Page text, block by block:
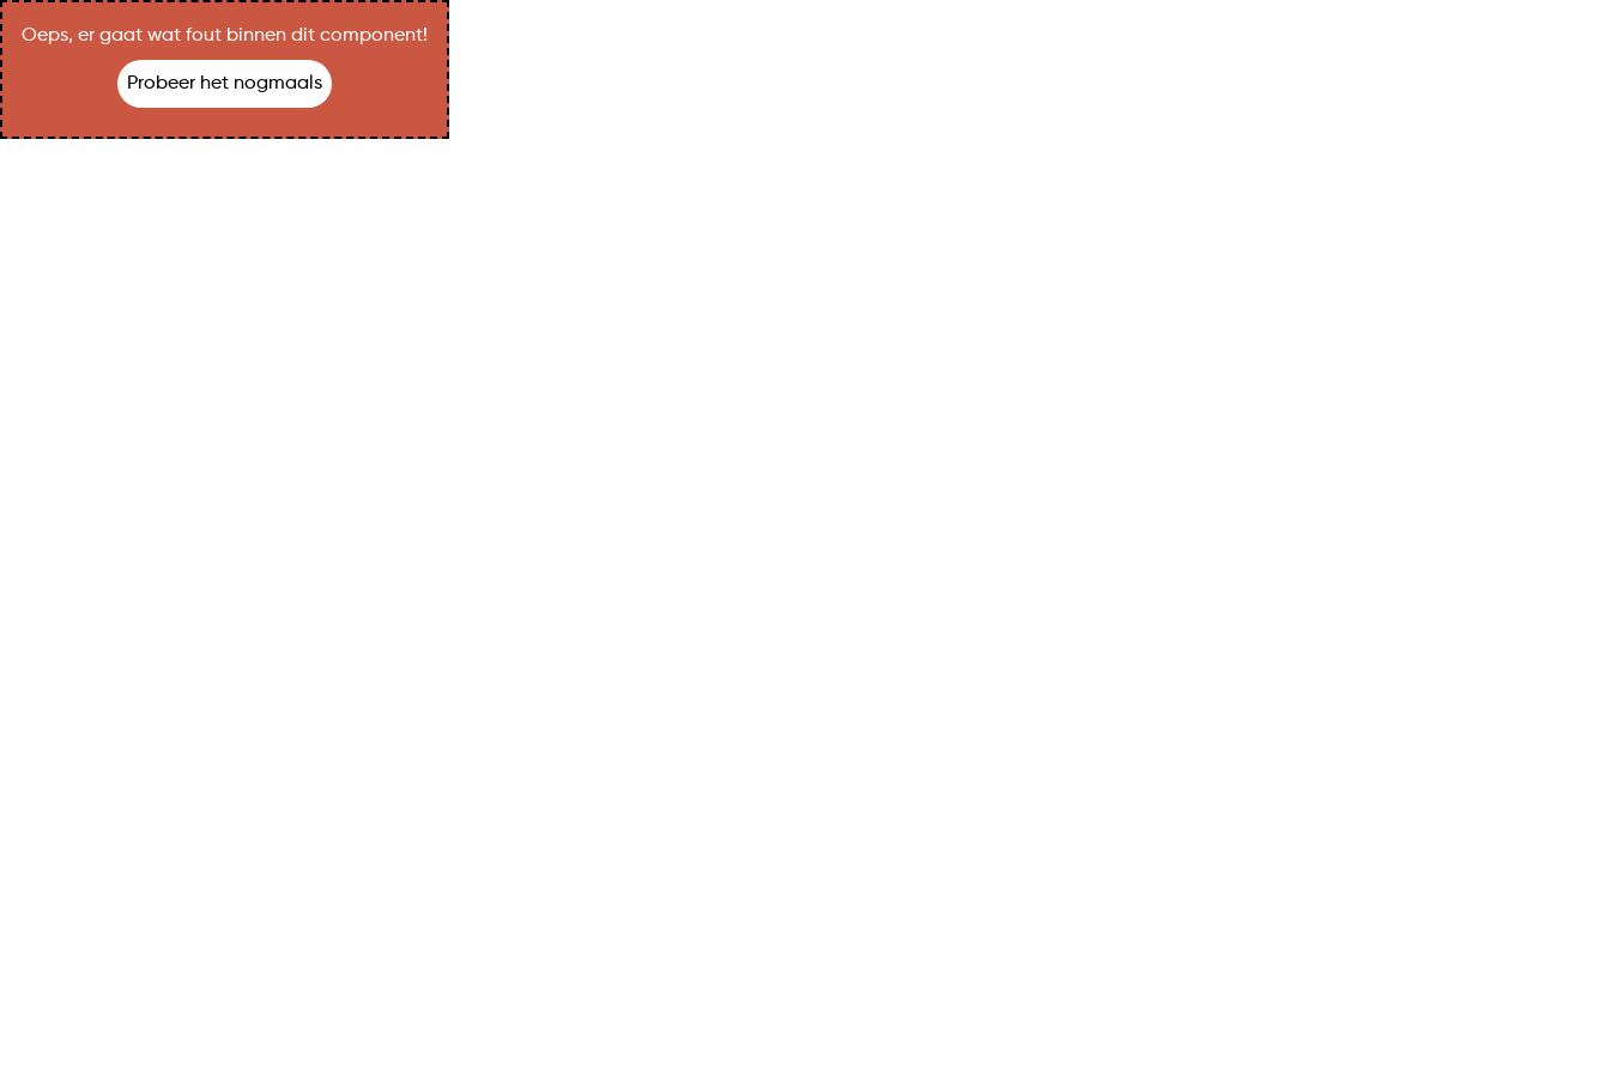
Oeps, er gaat wat fout binnen dit component!
Probeer het nogmaals